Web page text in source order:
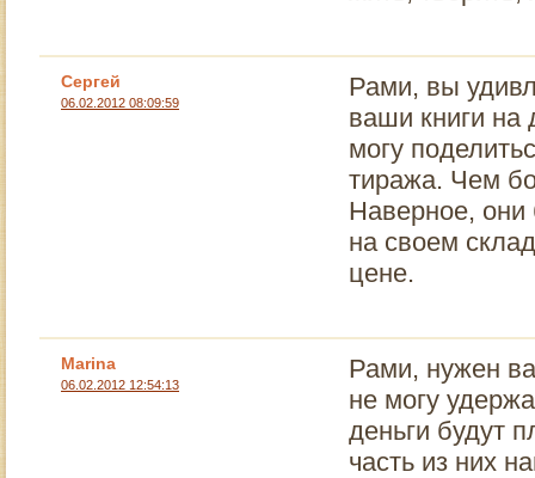
Сергей
06.02.2012 08:09:59
Рами, вы
ваши книги
могу
тиража. Чем
Наверное, они
на своем
цене.
Marina
06.02.2012 12:54:13
Рами, нужен
не могу
деньги будут
часть из них